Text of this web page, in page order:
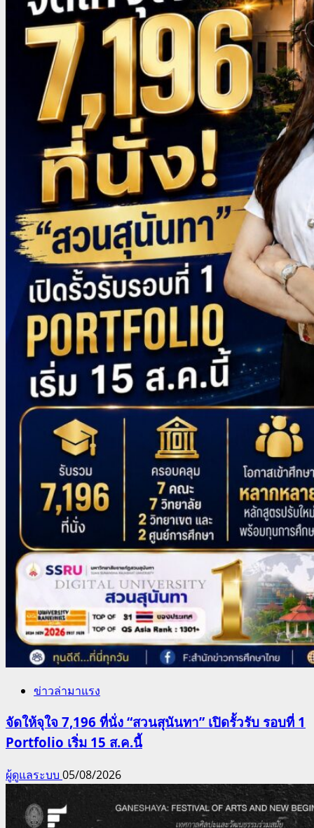
ข่าวล่ามาแรง
จัดให้จุใจ 7,196 ที่นั่ง “สวนสุนันทา” เปิดรั้วรับ รอบที่ 1
Portfolio เริ่ม 15 ส.ค.นี้
ผู้ดูแลระบบ 05/08/2026